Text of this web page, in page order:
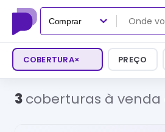
Comprar
COBERTURA× PREÇO
3coberturas à venda